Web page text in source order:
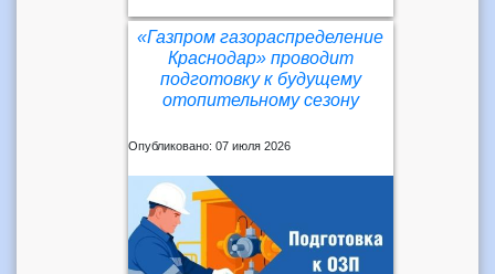
«Газпром газораспределение
Краснодар» проводит
подготовку к будущему
отопительному сезону
Опубликовано: 07 июля 2026